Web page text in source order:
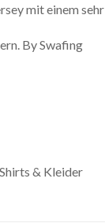
mit einem
By Swafing
& Kleider